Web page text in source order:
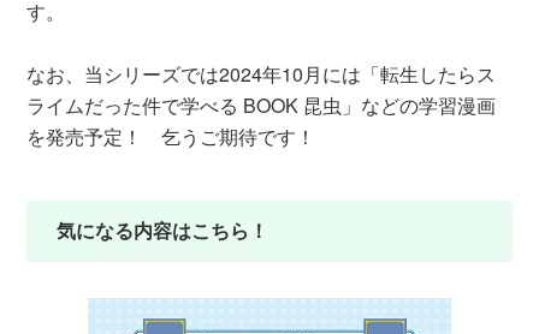
す。
なお、当シリーズでは2024年10月には「転生したらス
ライムだった件で学べる BOOK 昆虫」などの学習漫画
を発売予定！ 乞うご期待です！
気になる内容はこちら！